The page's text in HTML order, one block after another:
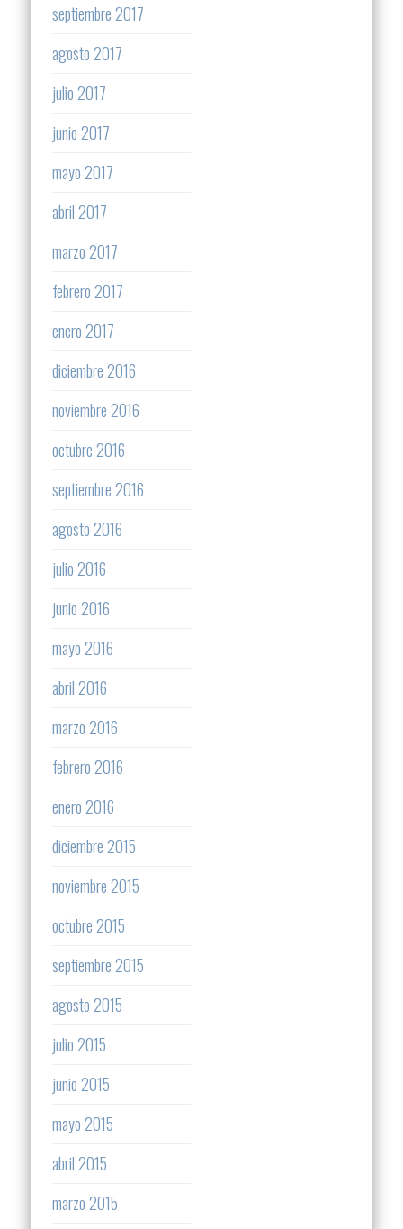
septiembre 2017
agosto 2017
julio 2017
junio 2017
mayo 2017
abril 2017
marzo 2017
febrero 2017
enero 2017
diciembre 2016
noviembre 2016
octubre 2016
septiembre 2016
agosto 2016
julio 2016
junio 2016
mayo 2016
abril 2016
marzo 2016
febrero 2016
enero 2016
diciembre 2015
noviembre 2015
octubre 2015
septiembre 2015
agosto 2015
julio 2015
junio 2015
mayo 2015
abril 2015
marzo 2015